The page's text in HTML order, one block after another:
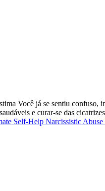
Você já se sentiu
e curar-se das
Self-Help Narcissistic